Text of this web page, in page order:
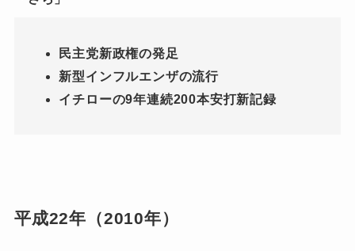
民主党新政権の発足
新型インフルエンザの流行
イチローの9年連続200本安打新記録
平成22年（2010年）